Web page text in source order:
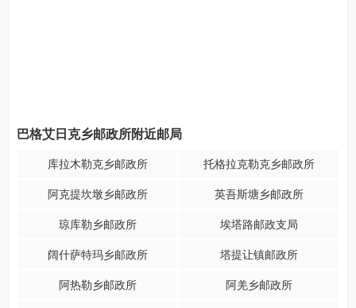
巴格艾日克乡邮政所附近邮局
库拉木勒克乡邮政所 托格拉克勒克乡邮政所
阿克提坎墩乡邮政所 英吾斯塘乡邮政所
琼库勒乡邮政所 埃塔路邮政支局
阔什萨特玛乡邮政所 塔提让镇邮政所
阿热勒乡邮政所 阿羌乡邮政所